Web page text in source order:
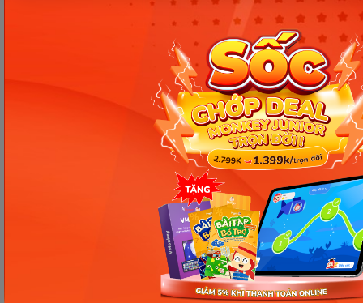
kích thích như cà phê, rượu, bia… Những thức
uống này sẽ làm giảm khả năng hấp thụ và
tăng bài tiết canxi ra ngoài cơ thể.
Cần cân nhắc vấn đề tài chính để chọn lựa
nguồn cung cấp canxi hữu cơ sao cho phù
Trên đây là giải đáp cho câu hỏi “có nhất thiết phải
canxi hữu cơ cho người già?” và một vài
phương pháp cũng như lưu ý quan trọng. Mong
rằng, thông qua bài viết này, Mokey đã giúp bạn
hiểu rõ hơn về canxi hữu cơ và tìm được phương
pháp bảo vệ sức khỏe cho gia đình mình.
Chia sẻ ngay